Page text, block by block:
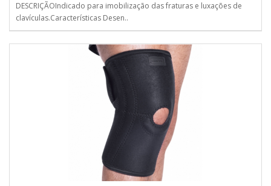
DESCRIÇÃOIndicado para imobilização das fraturas e luxações de
clavículas.Características Desen..